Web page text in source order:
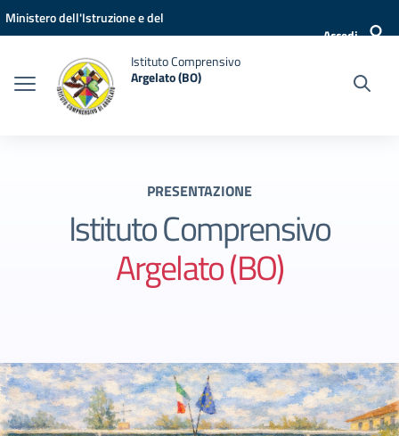
Vai ai contenuti
Vai al menu di navigazione
Vai al footer
Ministero dell'Istruzione e del
Accedi
Istituto Comprensivo
Argelato (BO)
PRESENTAZIONE
Istituto Comprensivo
Argelato (BO)